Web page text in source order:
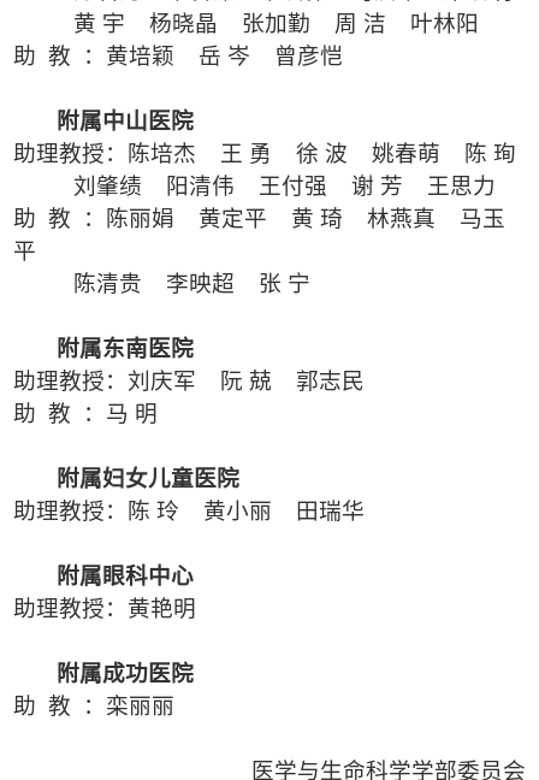
黄 宇 杨晓晶 张加勤 周 洁
叶林阳
助 教 ：黄培颖 岳 岑 曾彦恺
附属中山医院
助理教授：陈培杰
王 勇 徐 波 姚春萌 陈珣
刘肇绩
阳清伟 王付强 谢 芳
王思力
助 教 ：陈丽娟 黄定平 黄琦 林燕真
马玉
平
陈清贵
李映超 张 宁
附属东南医院
助理教授：刘庆军
阮 兢
郭志民
助 教 ：马 明
附属妇女儿童医院
助理教授：陈玲 黄小丽 田瑞华
附属眼科中心
助理教授：黄艳明
附属成功医院
助 教 ：栾丽丽
医学与生命科学学部委员会